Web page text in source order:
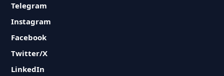
Telegram
Instagram
Facebook
Twitter/X
LinkedIn